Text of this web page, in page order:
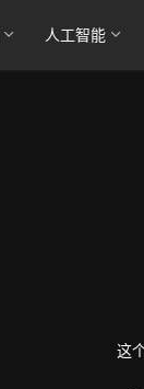
人工智能
这